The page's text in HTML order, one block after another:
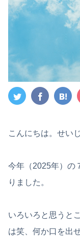
こんにちは。せい
今年（2025年）の
りました。
いろいろと思うと
は笑、何か口を出